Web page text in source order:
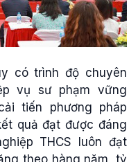
có trình độ chuyên
vụ sư phạm vững
tiến phương pháp
quả đạt được đáng
THCS luôn đạt